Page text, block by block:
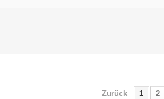
Zurück 1 2